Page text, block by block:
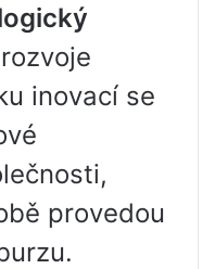
inovací se
provedou